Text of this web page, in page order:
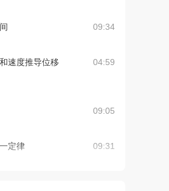
09:34
速度推导位移
04:59
09:05
定律 09:31